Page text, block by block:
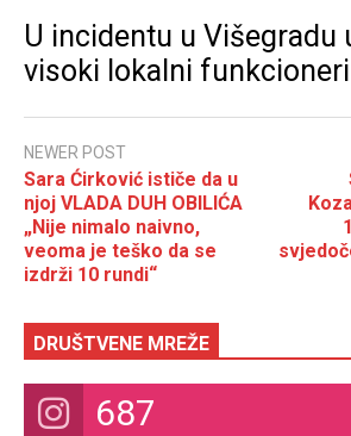
U incidentu u Višegradu
visoki lokalni funkcioneri
NEWER POST
Sara Ćirković ističe da u
njoj VLADA DUH OBILIĆA
„Nije nimalo naivno,
veoma je teško da se
izdrži 10 rundi“
DRUŠTVENE MREŽE
687